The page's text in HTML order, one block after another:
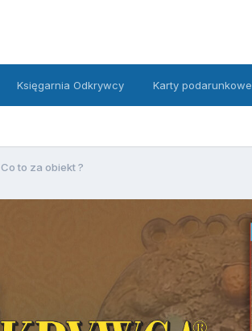
Księgarnia Odkrywcy Karty podarunkowe
Co to za obiekt ?